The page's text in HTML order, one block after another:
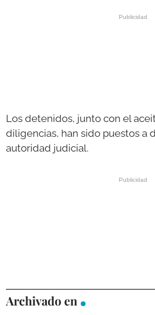
Los detenidos, junto con el
diligencias, han sido puestos a
autoridad judicial.
Archivado en